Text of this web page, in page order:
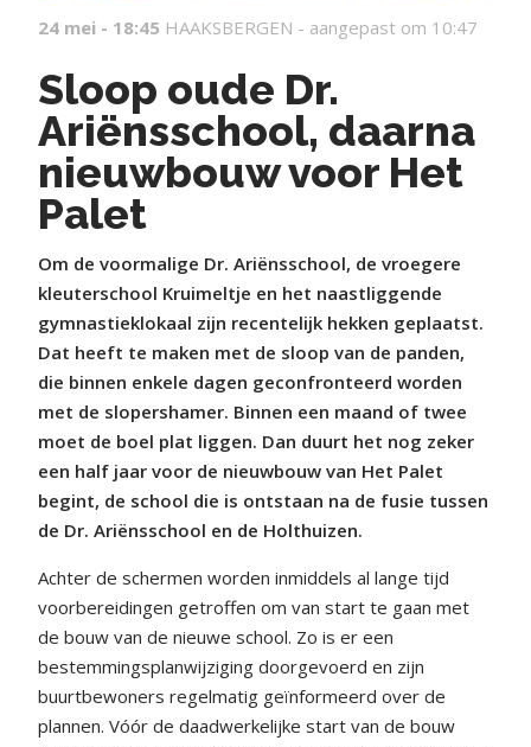
24 mei - 18:45 HAAKSBERGEN - aangepast om 10:47
Sloop oude Dr.
Ariënsschool, daarna
nieuwbouw voor Het
Palet
Om de voormalige Dr. Ariënsschool, de vroegere
kleuterschool Kruimeltje en het naastliggende
gymnastieklokaal zijn recentelijk hekken geplaatst.
Dat heeft te maken met de sloop van de panden,
die binnen enkele dagen geconfronteerd worden
met de slopershamer. Binnen een maand of twee
moet de boel plat liggen. Dan duurt het nog zeker
een half jaar voor de nieuwbouw van Het Palet
begint, de school die is ontstaan na de fusie tussen
de Dr. Ariënsschool en de Holthuizen.
Achter de schermen worden inmiddels al lange tijd
voorbereidingen getroffen om van start te gaan met
de bouw van de nieuwe school. Zo is er een
bestemmingsplanwijziging doorgevoerd en zijn
buurtbewoners regelmatig geïnformeerd over de
plannen. Vóór de daadwerkelijke start van de bouw